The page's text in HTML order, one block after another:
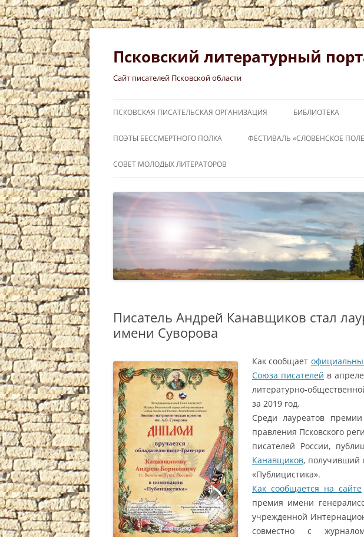
Перейти
Псковский литературный
Сайт писателей Псковской области
ПСКОВСКАЯ ПИСАТЕЛЬСКАЯ ОРГАНИЗАЦИЯ БИБЛИОТЕКА
ПОЭТЫ БЕССМЕРТНОГО ПОЛКА ФЕСТИВАЛЬ «СЛОВЕНСКОЕ
СОВЕТ МОЛОДЫХ ЛИТЕРАТОРОВ
Писатель Андрей Канавщиков стал
имени Суворова
Как сообщает
Союза писателей в
литературно-
за 2019 год.
Среди лауреатов премии
правления Псковского
писателей России,
Канавщиков, получивший
«Публицистика».
Как сообщается на сайте
премия имени
учрежденной
совместно с